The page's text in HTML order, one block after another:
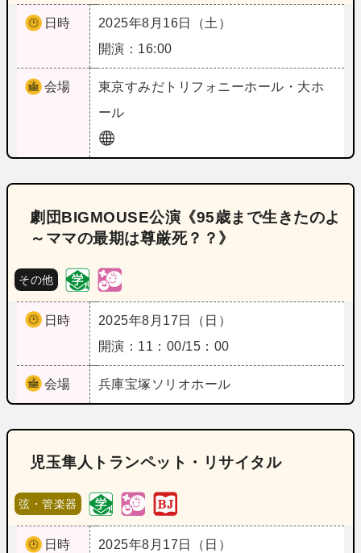
日時
2025年8月16日（土）
開演：16:00
会場 東京すみだトリフォニーホール・大ホ
ール
劇団BIGMOUSE公演《95歳まで生きたのよ
～ママの最期は尊厳死？？》
その他
日時
2025年8月17日（日）
開演：11：00/15：00
会場 兵庫宝塚ソリオホール
児玉隼人トランペット・リサイタル
弦・管楽器
日時
2025年8月17日（日）